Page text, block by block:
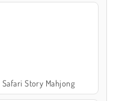
Safari Story Mahjong